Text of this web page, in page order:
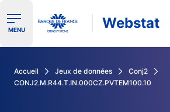
Ouvrir le menu de navigation
MENU Webstat
Accueil Jeux de données
Conj2
CONJ2.M.R44.T.IN.000CZ.PVTEM100.10